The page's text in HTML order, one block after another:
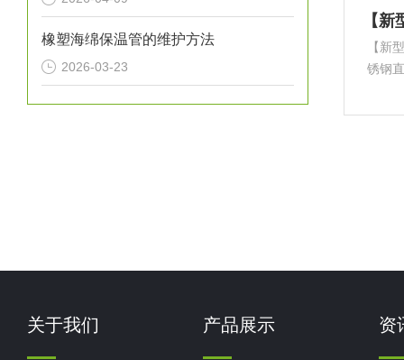
橡塑海绵保温管的维护方法
2026-03-23
【新
锈钢
各种
关于我们 产品展示 资